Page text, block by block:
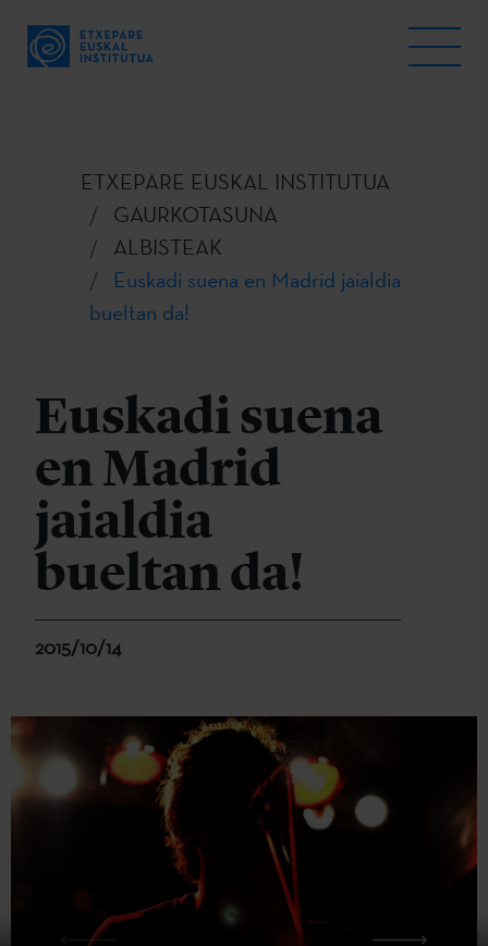
ETXEPARE EUSKAL INSTITUTUA
GAURKOTASUNA
ALBISTEAK
Euskadi suena en Madrid jaialdia
bueltan da!
Euskadi suena
en Madrid
jaialdia
bueltan da!
2015/10/14